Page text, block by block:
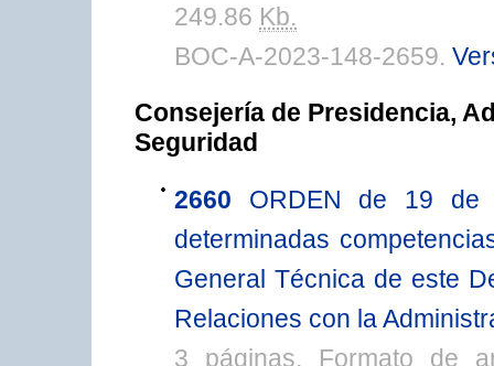
249.86 Kb.
BOC-A-2023-148-2659.
Consejería de Presidencia,
Seguridad
2660
ORDEN de 19
determinadas
General Técnica de este
Relaciones con la
3 páginas. Formato de